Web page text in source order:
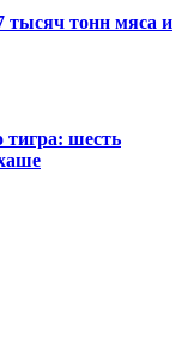
тысяч тонн мяса и
тигра: шесть